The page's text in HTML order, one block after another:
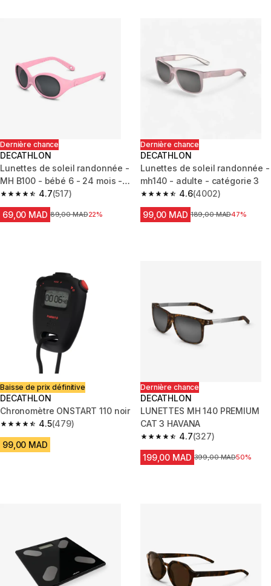
Dernière chance
DECATHLON
Lunettes de soleil randonnée -
MH B100 - bébé 6 - 24 mois -
catégorie 4
4.7
4.7 out of 5 stars from 517 reviews
(517)
69,00 MAD Prix avant la réduction
89,00 MAD22%
Dernière chance
DECATHLON
Lunettes de soleil randonnée -
mh140 - adulte - catégorie 3
4.6
4.6 out of 5 stars from 4002
(4002)
99,00 MAD Prix avant la réduction
189,00 MAD47%
Baisse de prix définitive
DECATHLON
Chronomètre ONSTART 110 noir
4.5
4.5 out of 5 stars from 479 reviews
(479)
99,00 MAD
Dernière chance
DECATHLON
LUNETTES MH 140 PREMIUM
CAT 3 HAVANA
4.7
4.7 out of 5 stars from 327
(327)
199,00 MAD Prix avant la réduction
399,00 MAD50%